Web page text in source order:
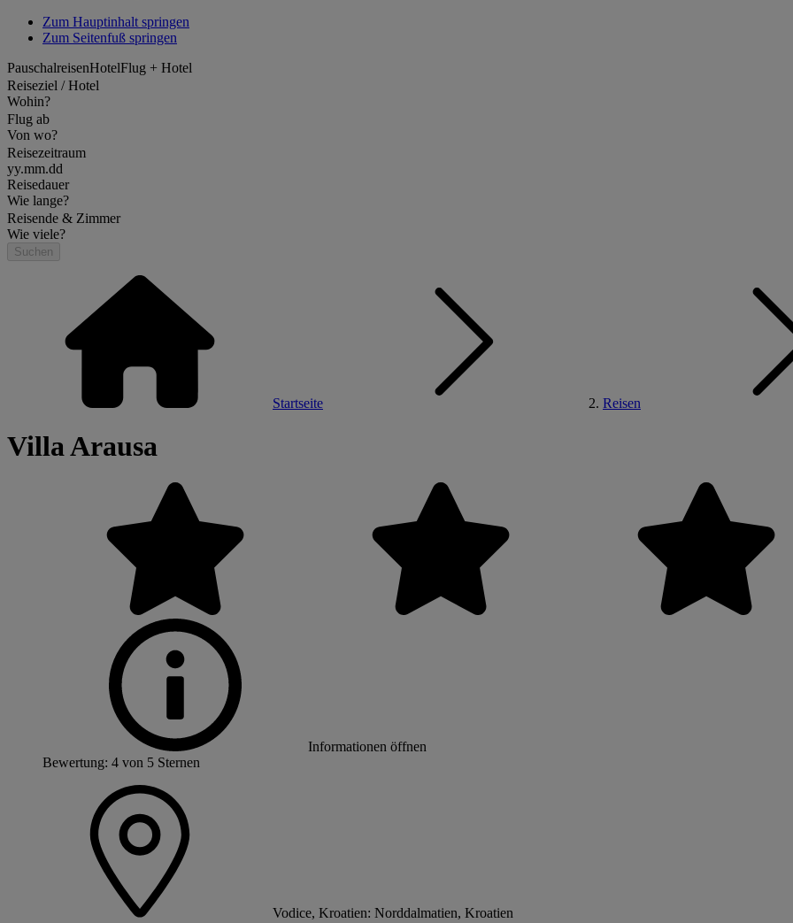
Zum Hauptinhalt springen
Zum Seitenfuß springen
PauschalreisenHotelFlug + Hotel
Reiseziel / Hotel
Wohin?
Flug ab
Von wo?
Reisezeitraum
yy.mm.dd
Reisedauer
Wie lange?
Reisende & Zimmer
Wie viele?
Suchen
Startseite Reisen
Villa Arausa
Informationen öffnen
Bewertung: 4 von 5 Sternen
Vodice, Kroatien: Norddalmatien, Kroatien